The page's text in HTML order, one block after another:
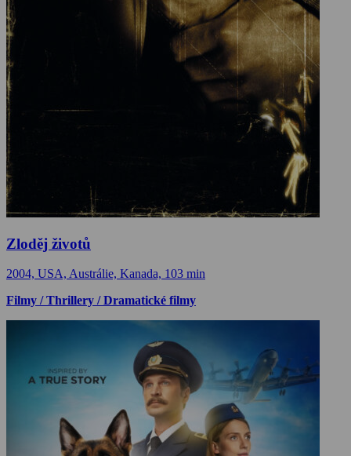
Zloděj životů
2004, USA, Austrálie, Kanada, 103 min
Filmy / Thrillery / Dramatické filmy